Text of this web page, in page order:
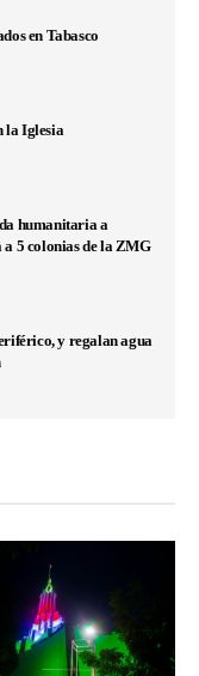
en Tabasco
la Iglesia
humanitaria a
5 colonias de la ZMG
y regalan agua